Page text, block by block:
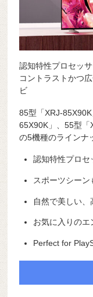
認知特性プロセッ
コントラストかつ
ビ
85型「XRJ-
65X90K」、55型「
の5機種のラインナ
認知特性プロセ
スポーツシー
自然で美しい
お気に入りの
Perfect for